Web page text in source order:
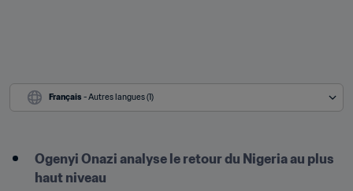
Français - Autres langues (1)
Ogenyi Onazi analyse le retour du Nigeria au plus
haut niveau